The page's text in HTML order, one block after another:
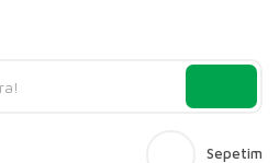
Sepetim